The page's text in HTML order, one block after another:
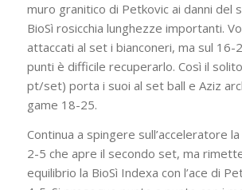
muro granitico di Petkovic ai danni del
BioSì rosicchia lunghezze importanti.
attaccati al set i bianconeri, ma sul 16-
punti è difficile recuperarlo. Così il
pt/set) porta i suoi al set ball e Aziz
game 18-25.
Continua a spingere sull’acceleratore
2-5 che apre il secondo set, ma
equilibrio la BioSì Indexa con l’ace di